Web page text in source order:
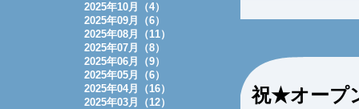
祝★オープ
2025年10月（4）
2025年09月（6）
2025年08月（11）
2025年07月（8）
2025年06月（9）
2025年05月（6）
2025年04月（16）
2025年03月（12）